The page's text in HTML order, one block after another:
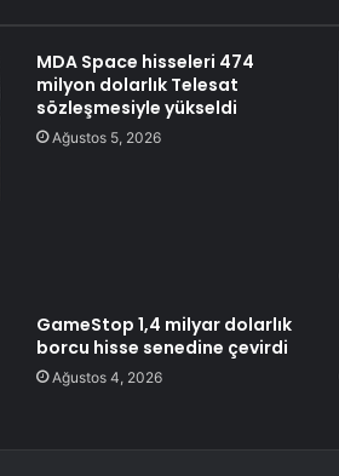
MDA Space hisseleri 474
milyon dolarlık Telesat
sözleşmesiyle yükseldi
Ağustos 5, 2026
GameStop 1,4 milyar dolarlık
borcu hisse senedine çevirdi
Ağustos 4, 2026